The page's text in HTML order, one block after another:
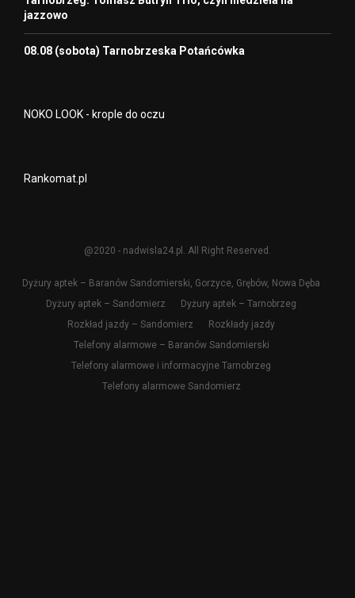
jazzowo
08.08 (sobota) Tarnobrzeska Potańcówka
NOKO LOOK - krople do oczu
Rankomat.pl
@2020 - nadwisla24.pl. All Right Reserved.
Dyżury aptek – Baranów Sandomierski, Gorzyce, Grębów, Nowa Dęba
Dyżury aptek – Sandomierz
Dyżury aptek – Tarnobrzeg
Rozkład jazdy – Sandomierz
Rozkłady jazdy
Telefony alarmowe – Baranów Sandomierski
Telefony alarmowe i informacyjne Tarnobrzeg
Telefony alarmowe Sandomierz